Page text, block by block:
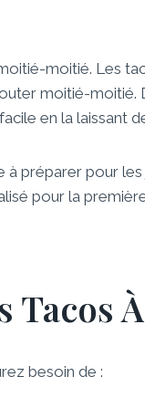
moitié. Les
moitié-moitié.
en la laissant
préparer pour les
pour la
Tacos
besoin de :